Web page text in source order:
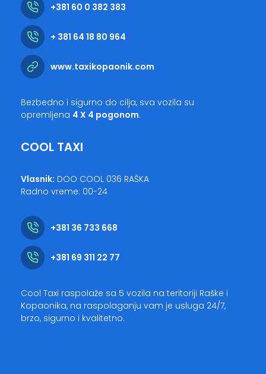
+381 60 0 382 383
+ 381 64 18 80 964
www.taxikopaonik.com
Bezbedno i sigurno do cilja, sva vozila su
opremljena 4 X 4 pogonom.
COOL TAXI
Vlasnik: DOO COOL 036 RAŠKA
Radno vreme: 00-24
+381 36 733 668
+381 69 311 22 77
Cool Taxi raspolaže sa 5 vozila na teritoriji Raške i
Kopaonika, na raspolaganju vam je usluga 24/7,
brzo, sigurno i kvalitetno.